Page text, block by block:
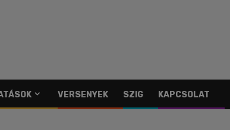
VERSENYEK SZIG KAPCSOLAT